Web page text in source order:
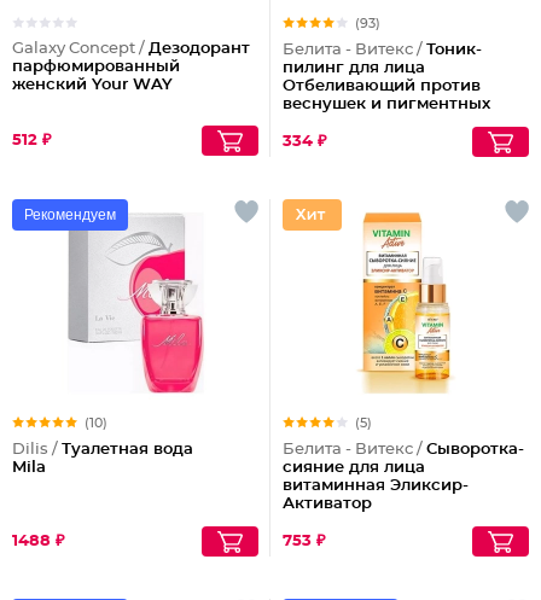
Galaxy Concept / Дезодорант
парфюмированный
женский Your WAY
512 ₽
(93)
Белита - Витекс / Тоник-
пилинг для лица
Отбеливающий против
веснушек и пигментных
334 ₽
Рекомендуем
(10)
Dilis / Туалетная вода
Mila
1488 ₽
(5)
Белита - Витекс / Сыворотка-
сияние для лица
витаминная Эликсир-
Активатор
753 ₽